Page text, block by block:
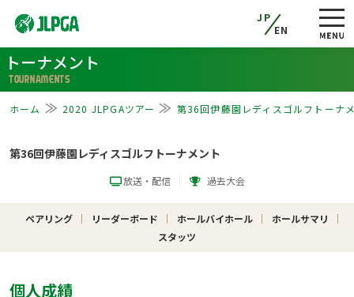
JP
EN
トーナメント
TOURNAMENTS
ホーム 2020 JLPGAツアー 第36回伊藤園レディスゴルフトーナ
第36回伊藤園レディスゴルフトーナメント
放送・配信 過去大会
ペアリング リーダーボード ホールバイホール
ホールサマリ
スタッツ
個人成績